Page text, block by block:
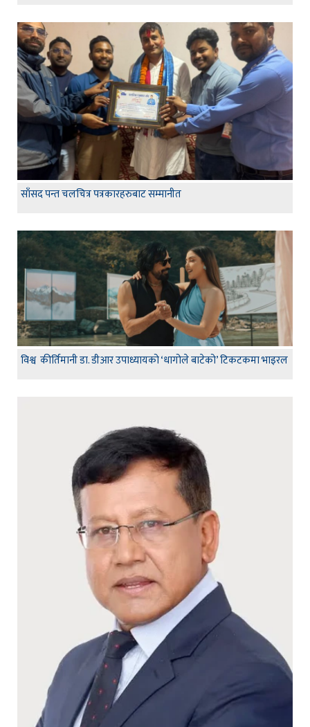
साँसद पन्त चलचित्र पत्रकारहरुबाट सम्मानीत
विश्व कीर्तिमानी डा. डीआर उपाध्यायको ‘धागोले बाटेको’ टिकटकमा भाइरल